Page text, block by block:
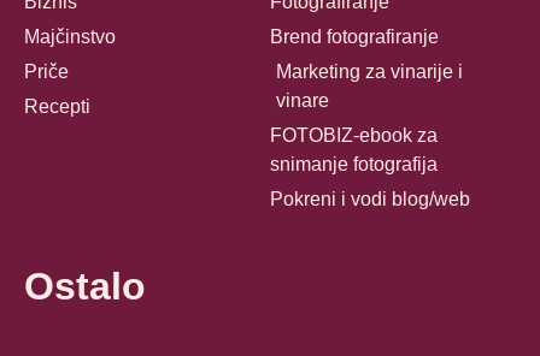
Majčinstvo
Priče
Recepti
Brend fotografiranje
Marketing za vinarije i
vinare
FOTOBIZ-ebook za
snimanje fotografija
Pokreni i vodi blog/web
Ostalo